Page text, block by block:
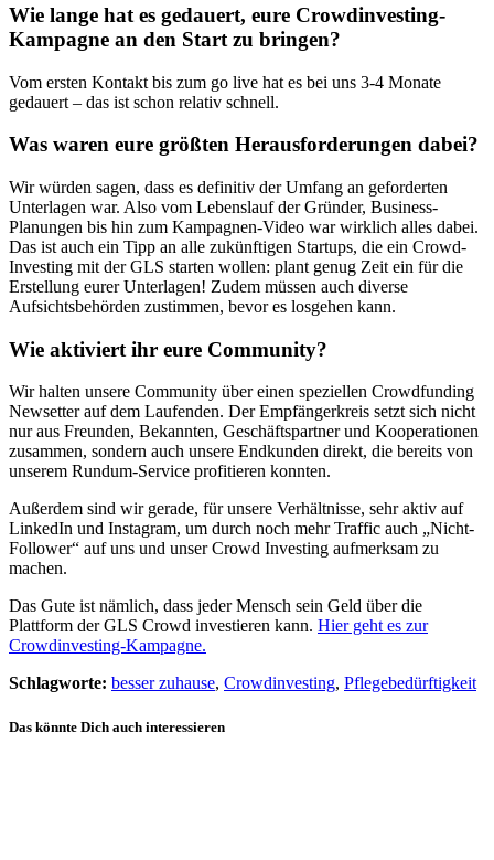
Wie lange hat es gedauert, eure Crowdinvesting-
Kampagne an den Start zu bringen?
Vom ersten Kontakt bis zum go live hat es bei uns 3-4 Monate
gedauert – das ist schon relativ schnell.
Was waren eure größten Herausforderungen dabei?
Wir würden sagen, dass es definitiv der Umfang an geforderten
Unterlagen war. Also vom Lebenslauf der Gründer, Business-
Planungen bis hin zum Kampagnen-Video war wirklich alles dabei.
Das ist auch ein Tipp an alle zukünftigen Startups, die ein Crowd-
Investing mit der GLS starten wollen: plant genug Zeit ein für die
Erstellung eurer Unterlagen! Zudem müssen auch diverse
Aufsichtsbehörden zustimmen, bevor es losgehen kann.
Wie aktiviert ihr eure Community?
Wir halten unsere Community über einen speziellen Crowdfunding
Newsetter auf dem Laufenden. Der Empfängerkreis setzt sich nicht
nur aus Freunden, Bekannten, Geschäftspartner und Kooperationen
zusammen, sondern auch unsere Endkunden direkt, die bereits von
unserem Rundum-Service profitieren konnten.
Außerdem sind wir gerade, für unsere Verhältnisse, sehr aktiv auf
LinkedIn und Instagram, um durch noch mehr Traffic auch „Nicht-
Follower“ auf uns und unser Crowd Investing aufmerksam zu
machen.
Das Gute ist nämlich, dass jeder Mensch sein Geld über die
Plattform der GLS Crowd investieren kann. Hier geht es zur
Crowdinvesting-Kampagne.
Schlagworte: besser zuhause, Crowdinvesting, Pflegebedürftigkeit
Das könnte Dich auch interessieren